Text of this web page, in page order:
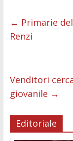
b
o
k
er l
← Primarie
Renzi
Venditori
giovanile →
Editoriale